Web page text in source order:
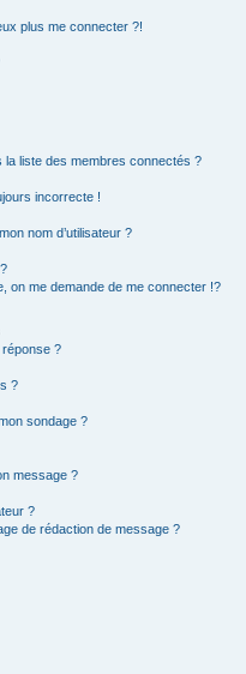
plus me connecter ?!
la liste des membres connectés ?
incorrecte !
nom d’utilisateur ?
on me demande de me connecter !?
?
?
sondage ?
message ?
?
de rédaction de message ?